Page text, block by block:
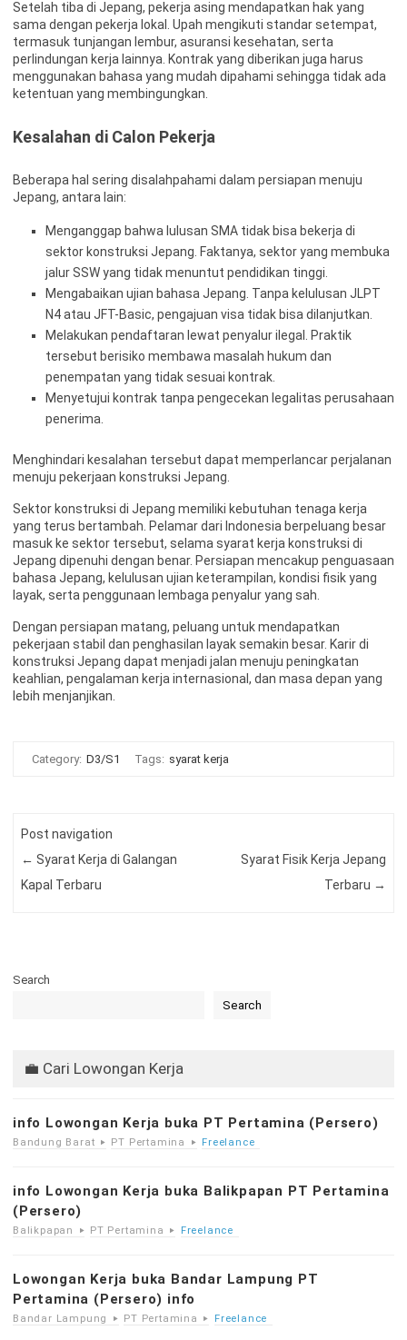
Setelah tiba di Jepang, pekerja asing mendapatkan hak yang
sama dengan pekerja lokal. Upah mengikuti standar setempat,
termasuk tunjangan lembur, asuransi kesehatan, serta
perlindungan kerja lainnya. Kontrak yang diberikan juga harus
menggunakan bahasa yang mudah dipahami sehingga tidak ada
ketentuan yang membingungkan.
Kesalahan di Calon Pekerja
Beberapa hal sering disalahpahami dalam persiapan menuju
Jepang, antara lain:
Menganggap bahwa lulusan SMA tidak bisa bekerja di
sektor konstruksi Jepang. Faktanya, sektor yang membuka
jalur SSW yang tidak menuntut pendidikan tinggi.
Mengabaikan ujian bahasa Jepang. Tanpa kelulusan JLPT
N4 atau JFT-Basic, pengajuan visa tidak bisa dilanjutkan.
Melakukan pendaftaran lewat penyalur ilegal. Praktik
tersebut berisiko membawa masalah hukum dan
penempatan yang tidak sesuai kontrak.
Menyetujui kontrak tanpa pengecekan legalitas perusahaan
penerima.
Menghindari kesalahan tersebut dapat memperlancar perjalanan
menuju pekerjaan konstruksi Jepang.
Sektor konstruksi di Jepang memiliki kebutuhan tenaga kerja
yang terus bertambah. Pelamar dari Indonesia berpeluang besar
masuk ke sektor tersebut, selama syarat kerja konstruksi di
Jepang dipenuhi dengan benar. Persiapan mencakup penguasaan
bahasa Jepang, kelulusan ujian keterampilan, kondisi fisik yang
layak, serta penggunaan lembaga penyalur yang sah.
Dengan persiapan matang, peluang untuk mendapatkan
pekerjaan stabil dan penghasilan layak semakin besar. Karir di
konstruksi Jepang dapat menjadi jalan menuju peningkatan
keahlian, pengalaman kerja internasional, dan masa depan yang
lebih menjanjikan.
Category: D3/S1 Tags: syarat kerja
Post navigation
← Syarat Kerja di Galangan
Kapal Terbaru
Syarat Fisik Kerja Jepang
Terbaru →
Search
Search
💼 Cari Lowongan Kerja
info Lowongan Kerja buka PT Pertamina (Persero)
Bandung Barat PT Pertamina Freelance
info Lowongan Kerja buka Balikpapan PT Pertamina
(Persero)
Balikpapan PT Pertamina Freelance
Lowongan Kerja buka Bandar Lampung PT
Pertamina (Persero) info
Bandar Lampung PT Pertamina Freelance